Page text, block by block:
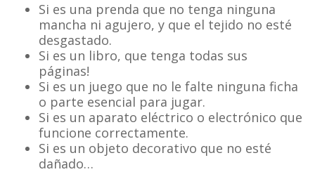
Si es una prenda que no tenga ninguna
mancha ni agujero, y que el tejido no esté
desgastado.
Si es un libro, que tenga todas sus
páginas!
Si es un juego que no le falte ninguna ficha
o parte esencial para jugar.
Si es un aparato eléctrico o electrónico que
funcione correctamente.
Si es un objeto decorativo que no esté
dañado…